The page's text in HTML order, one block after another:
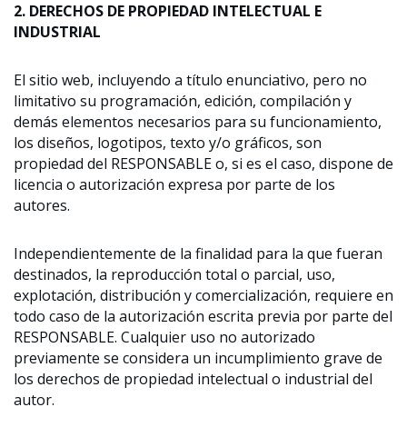
2. DERECHOS DE PROPIEDAD INTELECTUAL E
INDUSTRIAL
El sitio web, incluyendo a título enunciativo, pero no
limitativo su programación, edición, compilación y
demás elementos necesarios para su funcionamiento,
los diseños, logotipos, texto y/o gráficos, son
propiedad del RESPONSABLE o, si es el caso, dispone de
licencia o autorización expresa por parte de los
autores.
Independientemente de la finalidad para la que fueran
destinados, la reproducción total o parcial, uso,
explotación, distribución y comercialización, requiere en
todo caso de la autorización escrita previa por parte del
RESPONSABLE. Cualquier uso no autorizado
previamente se considera un incumplimiento grave de
los derechos de propiedad intelectual o industrial del
autor.